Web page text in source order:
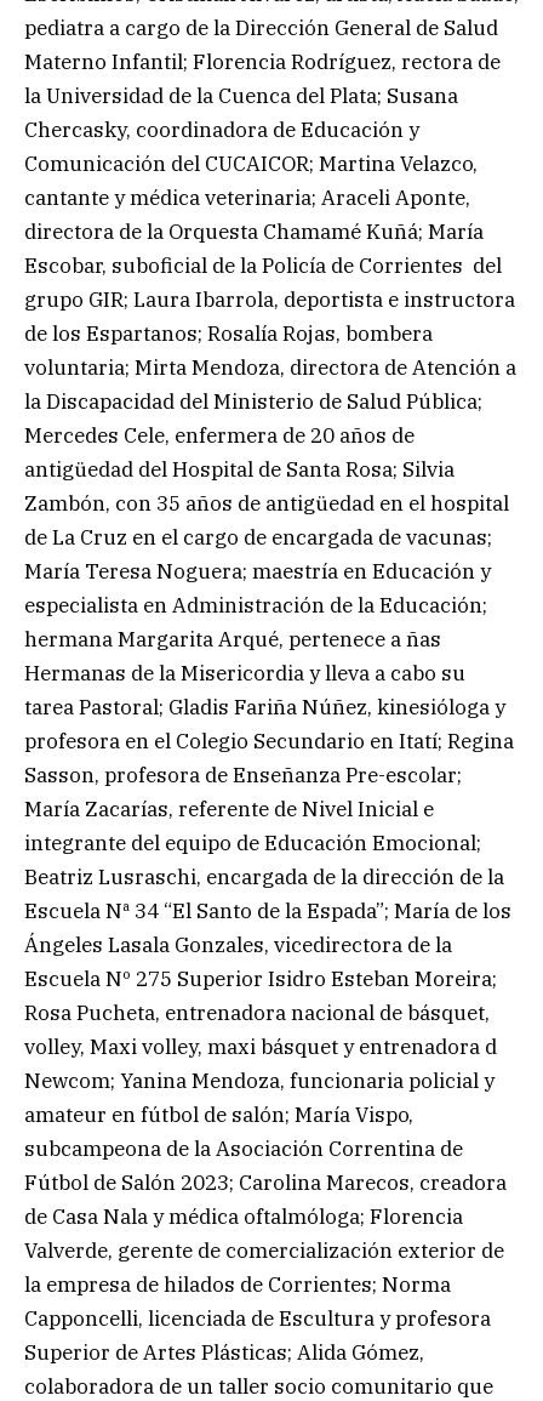
pediatra a cargo de la Dirección General de Salud
Materno Infantil; Florencia Rodríguez, rectora de
la Universidad de la Cuenca del Plata; Susana
Chercasky, coordinadora de Educación y
Comunicación del CUCAICOR; Martina Velazco,
cantante y médica veterinaria; Araceli Aponte,
directora de la Orquesta Chamamé Kuñá; María
Escobar, suboficial de la Policía de Corrientes del
grupo GIR; Laura Ibarrola, deportista e instructora
de los Espartanos; Rosalía Rojas, bombera
voluntaria; Mirta Mendoza, directora de Atención a
la Discapacidad del Ministerio de Salud Pública;
Mercedes Cele, enfermera de 20 años de
antigüedad del Hospital de Santa Rosa; Silvia
Zambón, con 35 años de antigüedad en el hospital
de La Cruz en el cargo de encargada de vacunas;
María Teresa Noguera; maestría en Educación y
especialista en Administración de la Educación;
hermana Margarita Arqué, pertenece a ñas
Hermanas de la Misericordia y lleva a cabo su
tarea Pastoral; Gladis Fariña Núñez, kinesióloga y
profesora en el Colegio Secundario en Itatí; Regina
Sasson, profesora de Enseñanza Pre-escolar;
María Zacarías, referente de Nivel Inicial e
integrante del equipo de Educación Emocional;
Beatriz Lusraschi, encargada de la dirección de la
Escuela Nª 34 “El Santo de la Espada”; María de los
Ángeles Lasala Gonzales, vicedirectora de la
Escuela Nº 275 Superior Isidro Esteban Moreira;
Rosa Pucheta, entrenadora nacional de básquet,
volley, Maxi volley, maxi básquet y entrenadora d
Newcom; Yanina Mendoza, funcionaria policial y
amateur en fútbol de salón; María Vispo,
subcampeona de la Asociación Correntina de
Fútbol de Salón 2023; Carolina Marecos, creadora
de Casa Nala y médica oftalmóloga; Florencia
Valverde, gerente de comercialización exterior de
la empresa de hilados de Corrientes; Norma
Capponcelli, licenciada de Escultura y profesora
Superior de Artes Plásticas; Alida Gómez,
colaboradora de un taller socio comunitario que